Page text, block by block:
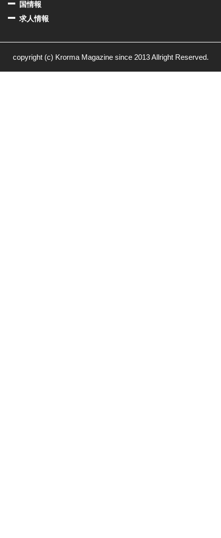
国情報
求人情報
copyright (c) Krorma Magazine since 2013 Allright Reserved.